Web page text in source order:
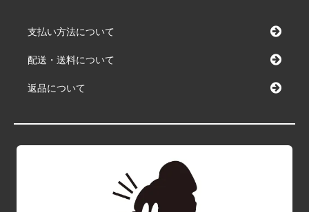
支払い方法について
配送・送料について
返品について